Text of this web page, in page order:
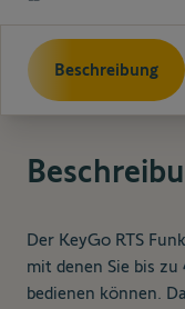
Beschreibung
Der KeyGo RTS
mit denen Sie bis
bedienen können.